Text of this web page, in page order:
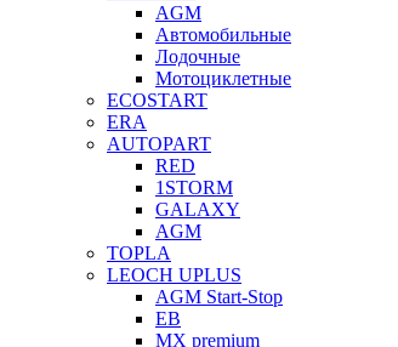
AGM
Автомобильные
Лодочные
Мотоциклетные
ECOSTART
ERA
AUTOPART
RED
1STORM
GALAXY
AGM
TOPLA
LEOCH UPLUS
AGM Start-Stop
EB
MX premium